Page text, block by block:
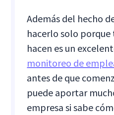
Además del hecho
hacerlo solo
hacen es un
monitoreo de
antes de que
puede aportar
empresa si sabe